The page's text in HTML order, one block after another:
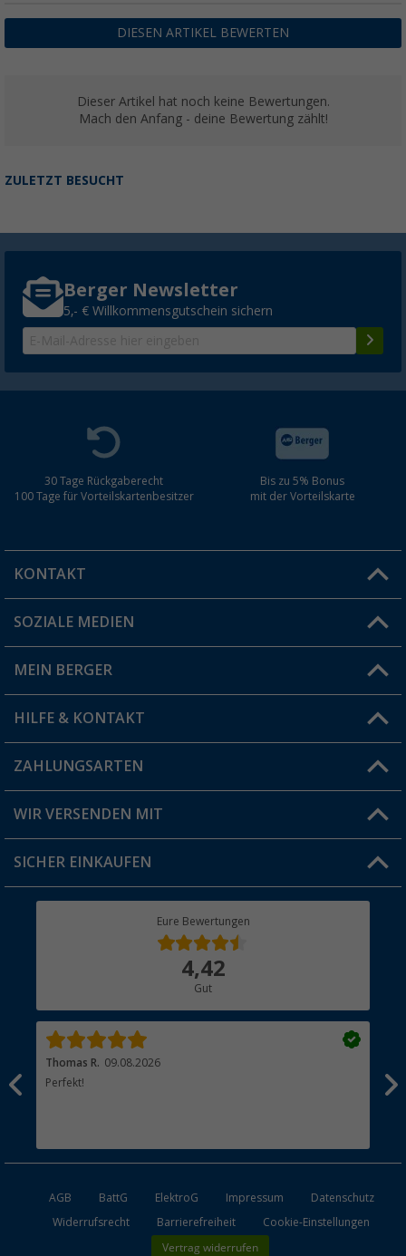
DIESEN ARTIKEL BEWERTEN
Dieser Artikel hat noch keine Bewertungen.
Mach den Anfang - deine Bewertung zählt!
ZULETZT BESUCHT
Berger Newsletter
5,- € Willkommensgutschein sichern
30 Tage Rückgaberecht
100 Tage für Vorteilskartenbesitzer
Bis zu 5% Bonus
mit der Vorteilskarte
KONTAKT
Du hast eine Frage?
Filiale finden
SOZIALE MEDIEN
MEIN BERGER
Vorteilskarte
Blog
Jobs & Karriere
HILFE & KONTAKT
FAQ & Kontakt
Versandinformationen
Rücksendung
ZAHLUNGSARTEN
WIR VERSENDEN MIT
SICHER EINKAUFEN
Eure Bewertungen
4,42
Gut
Thomas R. 09.08.2026
Perfekt!
AGB BattG ElektroG Impressum
Datenschutz
Widerrufsrecht
Barrierefreiheit Cookie-Einstellungen
Vertrag widerrufen